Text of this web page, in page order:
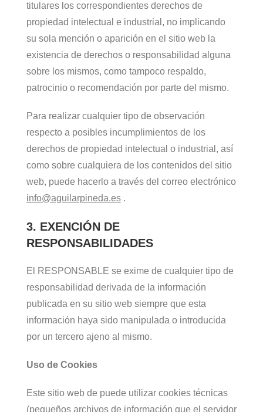
titulares los correspondientes derechos de
propiedad intelectual e industrial, no implicando
su sola mención o aparición en el sitio web la
existencia de derechos o responsabilidad alguna
sobre los mismos, como tampoco respaldo,
patrocinio o recomendación por parte del mismo.
Para realizar cualquier tipo de observación
respecto a posibles incumplimientos de los
derechos de propiedad intelectual o industrial, así
como sobre cualquiera de los contenidos del sitio
web, puede hacerlo a través del correo electrónico
info@aguilarpineda.es .
3. EXENCIÓN DE
RESPONSABILIDADES
El RESPONSABLE se exime de cualquier tipo de
responsabilidad derivada de la información
publicada en su sitio web siempre que esta
información haya sido manipulada o introducida
por un tercero ajeno al mismo.
Uso de Cookies
Este sitio web de puede utilizar cookies técnicas
(pequeños archivos de información que el servidor